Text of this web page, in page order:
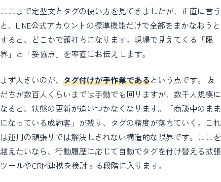
ここまで定型文とタグの使い方を見てきましたが、正直に言う
と、LINE公式アカウントの標準機能だけで全部をまかなおうと
すると、どこかで頭打ちになります。現場で見えてくる「限
界」と「妥協点」を率直にお伝えします。
まず大きいのが、 タグ付けが手作業であるという点です。 友
だちが数百人くらいまでは手動でも回りますが、数千人規模に
なると、状態の更新が追いつかなくなります。「商談中のまま
になっている成約客」が残り、タグの精度が落ちていく。これ
は運用の頑張りでは解決しきれない構造的な限界です。ここを
越えたいなら、行動履歴に応じて自動でタグを付け替える拡張
ツールやCRM連携を検討する段階に入ります。